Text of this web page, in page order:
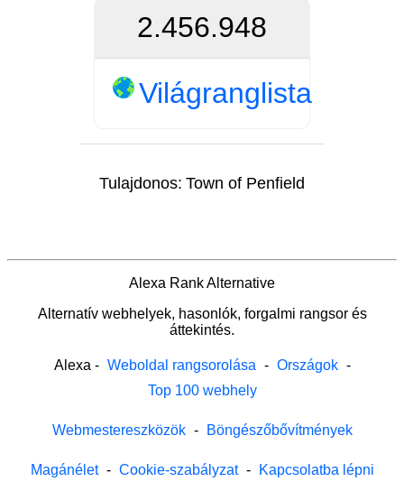
2.456.948
Világranglista
Tulajdonos: Town of Penfield
Alexa Rank Alternative
Alternatív webhelyek, hasonlók, forgalmi rangsor és
áttekintés.
Alexa - Weboldal rangsorolása - Országok -
Top 100 webhely
Webmestereszközök - Böngészőbővítmények
Magánélet - Cookie-szabályzat - Kapcsolatba lépni